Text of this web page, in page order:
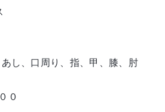
し、口周り、指、甲、膝、肘
０